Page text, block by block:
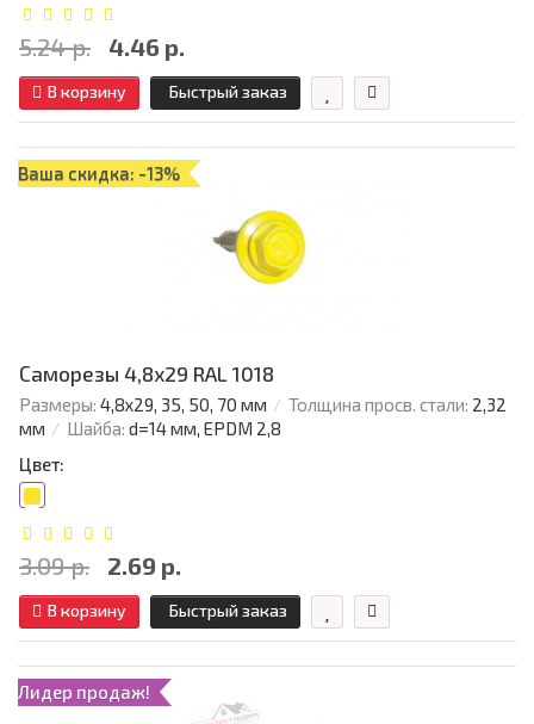
5.24 р. 4.46 р.
В корзину Быстрый заказ
Ваша скидка: -13%
Саморезы 4,8х29 RAL 1018
Размеры: 4,8х29, 35, 50, 70 мм Толщина просв. стали: 2,32
мм
Шайба: d=14 мм, EPDM 2,8
Цвет:
3.09 р. 2.69 р.
В корзину Быстрый заказ
Лидер продаж!